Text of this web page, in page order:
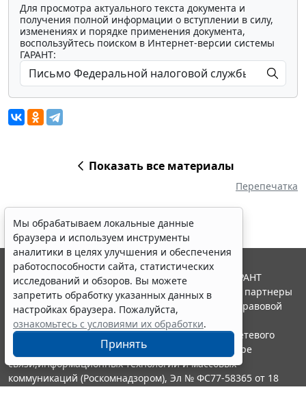
Для просмотра актуального текста документа и
получения полной информации о вступлении в силу,
изменениях и порядке применения документа,
воспользуйтесь поиском в Интернет-версии системы
ГАРАНТ:
Показать все материалы
Перепечатка
Мы обрабатываем локальные данные
браузера и используем инструменты
аналитики в целях улучшения и обеспечения
работоспособности сайта, статистических
исследований и обзоров. Вы можете
запретить обработку указанных данных в
настройках браузера. Пожалуйста,
ознакомьтесь с условиями их обработки.
Принять
© ООО "НПП "ГАРАНТ-СЕРВИС", 2026. Система ГАРАНТ
выпускается с 1990 года. Компания "Гарант" и ее партнеры
являются участниками Российской ассоциации правовой
информации ГАРАНТ.
Портал ГАРАНТ.РУ зарегистрирован в качестве сетевого
издания Федеральной службой по надзору в сфере
связи,информационных технологий и массовых
коммуникаций (Роскомнадзором), Эл № ФС77-58365 от 18